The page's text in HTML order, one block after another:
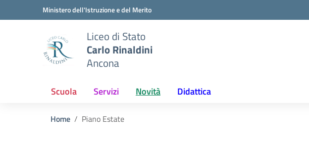
Vai ai contenuti
Vai al menu di navigazioneMinistero dell'Istruzione e del Merito
Liceo di Stato
Carlo Rinaldini
Ancona
Scuola Servizi Novità Didattica
Home Piano Estate